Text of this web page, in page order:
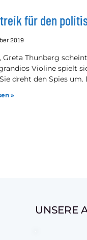
für den
2019
Greta Thunberg
Violine spielt
dreht den Spies um.
»
UNSERE